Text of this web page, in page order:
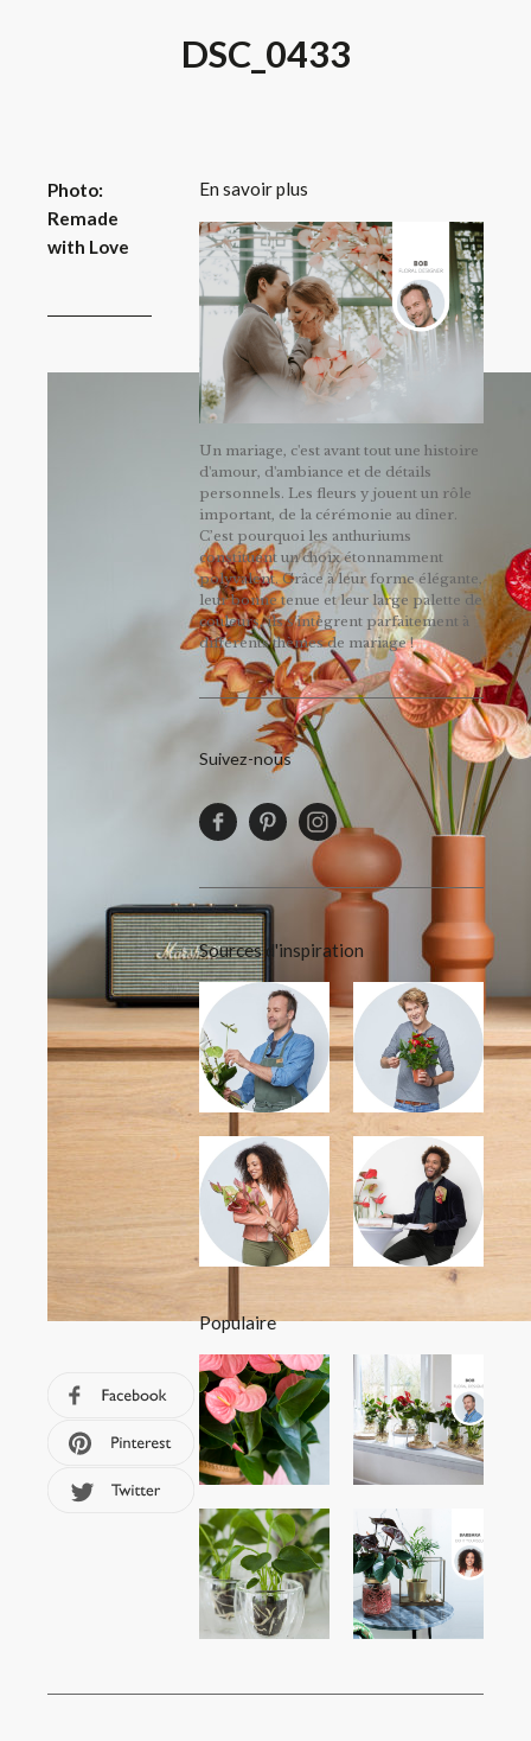
DSC_0433
Photo:
Remade
with Love
En savoir plus
Un mariage, c'est avant tout une histoire
d'amour, d'ambiance et de détails
personnels. Les fleurs y jouent un rôle
important, de la cérémonie au dîner.
C’est pourquoi les anthuriums
constituent un choix étonnamment
polyvalent. Grâce à leur forme élégante,
leur bonne tenue et leur large palette de
couleurs, ils s'intègrent parfaitement à
différents thèmes de mariage !
Suivez-nous
Sources d'inspiration
Populaire